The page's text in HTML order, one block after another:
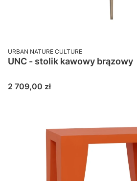
PRODUCENT
URBAN NATURE CULTURE
UNC - stolik kawowy brązowy
Cena
2 709,00 zł